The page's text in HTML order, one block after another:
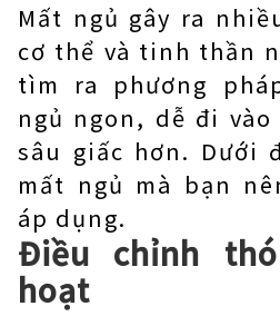
Mất ngủ gây ra
cơ thể và tinh thần
tìm ra phương
ngủ ngon, dễ đi vào
sâu giấc hơn. Dưới
mất ngủ mà bạn
áp dụng.
Điều chỉnh
hoạt